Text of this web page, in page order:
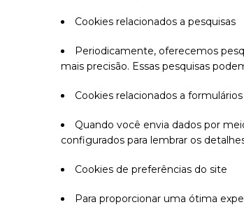
Cookies relacionados a pesquisas
Periodicamente, oferecemos
mais precisão. Essas pesquisas
Cookies relacionados a formulários
Quando você envia dados por
configurados para lembrar os
Cookies de preferências do site
Para proporcionar uma ótima